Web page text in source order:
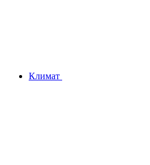
Климат